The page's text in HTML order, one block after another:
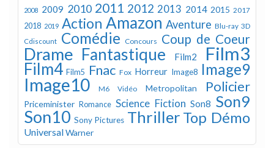
2008 2009 2010 2011 2012 2013 2014 2015 2017
2018 2019 Action Amazon Aventure Blu-ray 3D
Cdiscount Comédie Concours Coup de Coeur
Drame Fantastique Film2 Film3
Film4 Film5 Fnac Fox Horreur Image8 Image9
Image10 M6 Vidéo Metropolitan Policier
Priceminister Romance Science Fiction Son8 Son9
Son10 Sony Pictures Thriller Top Démo
UniversalWarner